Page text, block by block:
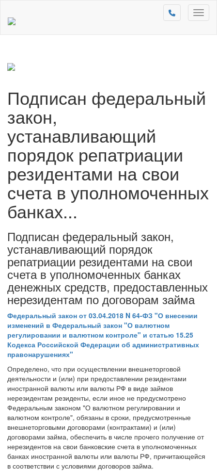
Подписан федеральный
закон,
устанавливающий
порядок репатриации
резидентами на свои
счета в уполномоченных
банках...
Подписан федеральный закон,
устанавливающий порядок
репатриации резидентами на свои
счета в уполномоченных банках
денежных средств, предоставленных
нерезидентам по договорам займа
Федеральный закон от 03.04.2018 N 64-ФЗ "О внесении
изменений в Федеральный закон "О валютном
регулировании и валютном контроле" и статью 15.25
Кодекса Российской Федерации об административных
правонарушениях"
Определено, что при осуществлении внешнеторговой
деятельности и (или) при предоставлении резидентами
иностранной валюты или валюты РФ в виде займов
нерезидентам резиденты, если иное не предусмотрено
Федеральным законом "О валютном регулировании и
валютном контроле", обязаны в сроки, предусмотренные
внешнеторговыми договорами (контрактами) и (или)
договорами займа, обеспечить в числе прочего получение от
нерезидентов на свои банковские счета в уполномоченных
банках иностранной валюты или валюты РФ, причитающейся
в соответствии с условиями договоров займа.